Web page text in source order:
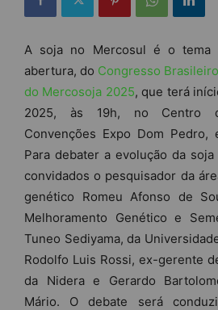
A soja no Mercosul é o tema
abertura, do Congresso
do Mercosoja 2025, que terá
2025, às 19h, no Centro
Convenções Expo Dom Pedro,
Para debater a evolução da
convidados o pesquisador da
genético Romeu Afonso de
Melhoramento Genético e
Tuneo Sediyama, da
Rodolfo Luis Rossi, ex-gerente
da Nidera e Gerardo
Mário. O debate será